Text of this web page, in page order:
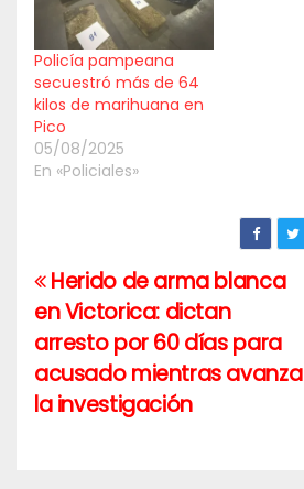
Policía pampeana
secuestró más de 64
kilos de marihuana en
Pico
05/08/2025
En «Policiales»
Navegación
de
entradas
Herido de arma blanca
en Victorica: dictan
arresto por 60 días para
acusado mientras avanza
la investigación